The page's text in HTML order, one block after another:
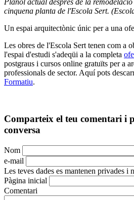
Plànol actual després de la
cinquena planta de l'Escola Sert.
Un espai arquitectònic únic per a una
Les obres de l'Escola Sert tenen com a
l'espai d'estudi s'adeqüi a la completa
postgraus i cursos online gratuïts per a
professionals de sector. Aquí pots
Formatiu.
Comparteix el teu comentari i
conversa
Nom
e-mail
Les teves dades es mantenen privades i
Pàgina inicial
Comentari